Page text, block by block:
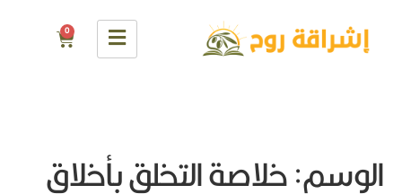
0
الوسم:خلاصة التخلق بأخلاق